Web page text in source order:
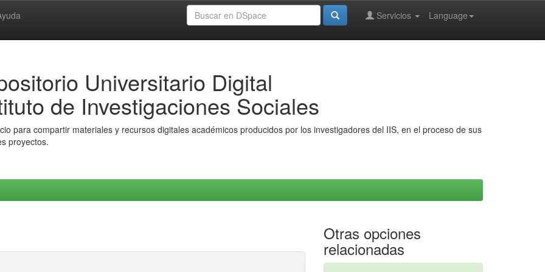
Language
Servicios
Universitario Digital
de Investigaciones Sociales
para compartir materiales y recursos digitales académicos producidos por los investigadores del IIS, en el proceso de sus
proyectos.
Otras opciones
relacionadas